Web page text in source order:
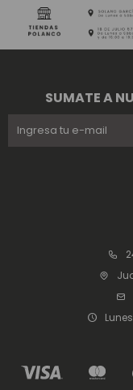
SUMATE A